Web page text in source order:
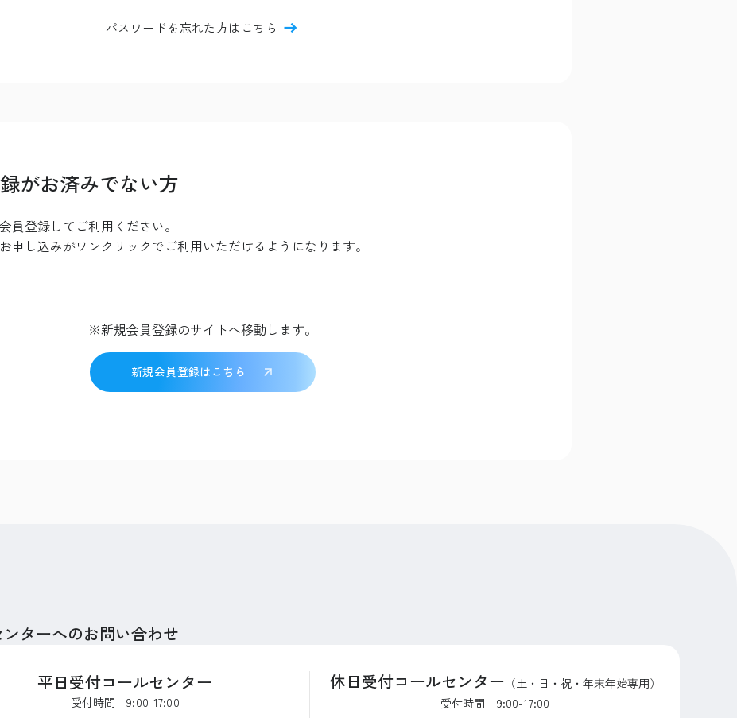
パスワードを忘れた方はこちら
がお済みでない方
員登録してご利用ください。
申し込みがワンクリックでご利用いただけるようになります。
※新規会員登録のサイトへ移動します。
新規会員登録はこちら
ンターへのお問い合わせ
平日受付コールセンター
受付時間 9:00-17:00
休日受付コールセンター （土・日・祝・年末年始専用）
受付時間 9:00-17:00